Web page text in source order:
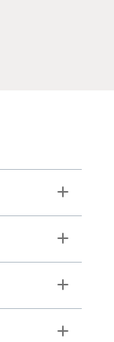
Toggle
Toggle
Toggle
Toggle